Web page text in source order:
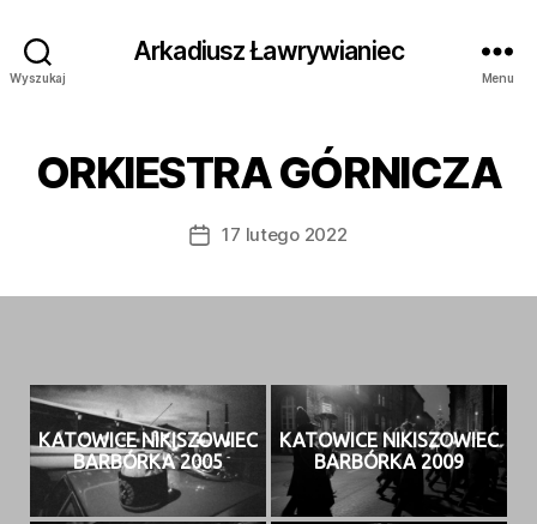
Wyszukaj
Arkadiusz Ławrywianiec
Menu
ORKIESTRA GÓRNICZA
Data17 lutego 2022
KATOWICE NIKISZOWIEC
BARBÓRKA 2005
KATOWICE NIKISZOWIEC
BARBÓRKA 2009